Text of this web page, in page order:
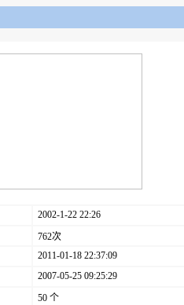
2002-1-22 22:26
762次
2011-01-18 22:37:09
2007-05-25 09:25:29
50 个